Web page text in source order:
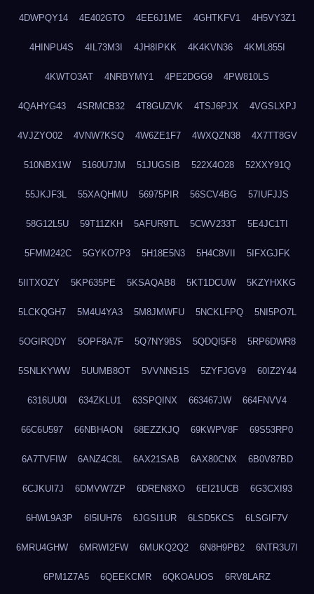
4DWPQY14 4E402GTO 4EE6J1ME 4GHTKFV1 4H5VY3Z1
4HINPU4S 4IL73M3I 4JH8IPKK 4K4KVN36 4KML855I
4KWTO3AT 4NRBYMY1 4PE2DGG9 4PW810LS
4QAHYG43 4SRMCB32 4T8GUZVK 4TSJ6PJX 4VGSLXPJ
4VJZYO02 4VNW7KSQ 4W6ZE1F7 4WXQZN38 4X7TT8GV
510NBX1W 5160U7JM 51JUGSIB 522X4O28 52XXY91Q
55JKJF3L 55XAQHMU 56975PIR 56SCV4BG 57IUFJJS
58G12L5U 59T11ZKH 5AFUR9TL 5CWV233T 5E4JC1TI
5FMM242C 5GYKO7P3 5H18E5N3 5H4C8VII 5IFXGJFK
5IITXOZY 5KP635PE 5KSAQAB8 5KT1DCUW 5KZYHXKG
5LCKQGH7 5M4U4YA3 5M8JMWFU 5NCKLFPQ 5NI5PO7L
5OGIRQDY 5OPF8A7F 5Q7NY9BS 5QDQI5F8 5RP6DWR8
5SNLKYWW 5UUMB8OT 5VVNNS1S 5ZYFJGV9 60IZ2Y44
6316UU0I 634ZKLU1 63SPQINX 663467JW 664FNVV4
66C6U597 66NBHAON 68EZZKJQ 69KWPV8F 69S53RP0
6A7TVFIW 6ANZ4C8L 6AX21SAB 6AX80CNX 6B0V87BD
6CJKUI7J 6DMVW7ZP 6DREN8XO 6EI21UCB 6G3CXI93
6HWL9A3P 6I5IUH76 6JGSI1UR 6LSD5KCS 6LSGIF7V
6MRU4GHW 6MRWI2FW 6MUKQ2Q2 6N8H9PB2 6NTR3U7I
6PM1Z7A5 6QEEKCMR 6QKOAUOS 6RV8LARZ